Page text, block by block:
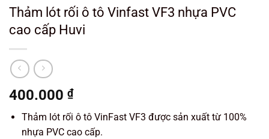
Thảm lót rối ô tô Vinfast VF3 nhựa PVC
cao cấp Huvi
400.000 ₫
Thảm lót rối ô tô VinFast VF3 được sản xuất từ 100%
nhựa PVC cao cấp.